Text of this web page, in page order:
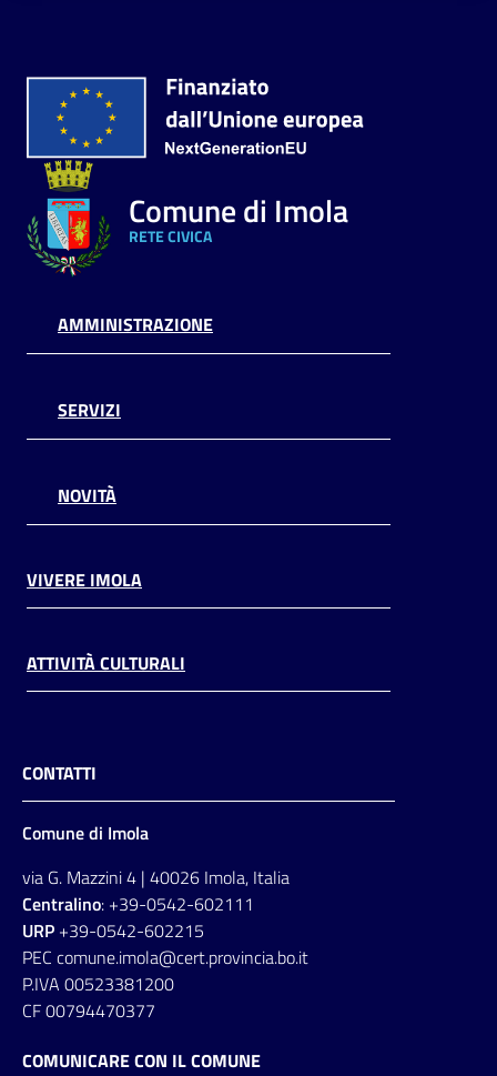
Comune di Imola
RETE CIVICA
AMMINISTRAZIONE
SERVIZI
NOVITÀ
VIVERE IMOLA
ATTIVITÀ CULTURALI
CONTATTI
Comune di Imola
via G. Mazzini 4 | 40026 Imola, Italia
Centralino: +39-0542-602111
URP +39-0542-602215
PEC comune.imola@cert.provincia.bo.it
P.IVA 00523381200
CF 00794470377
COMUNICARE CON IL COMUNE